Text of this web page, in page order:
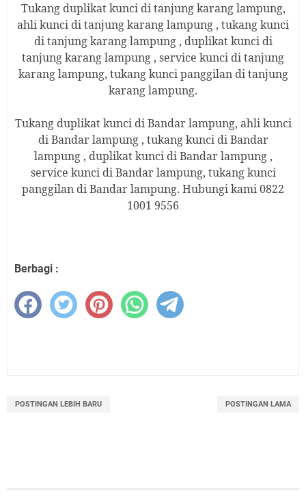
Tukang duplikat kunci di tanjung karang lampung,
ahli kunci di tanjung karang lampung , tukang kunci
di tanjung karang lampung , duplikat kunci di
tanjung karang lampung , service kunci di tanjung
karang lampung, tukang kunci panggilan di tanjung
karang lampung.
Tukang duplikat kunci diBandarlampung, ahli kunci
diBandarlampung , tukang kunci diBandar
lampung , duplikat kunci diBandarlampung ,
service kunci diBandarlampung, tukang kunci
panggilan diBandarlampung. Hubungi kami0822
1001 9556
Berbagi :
POSTINGAN LEBIH BARU POSTINGAN LAMA